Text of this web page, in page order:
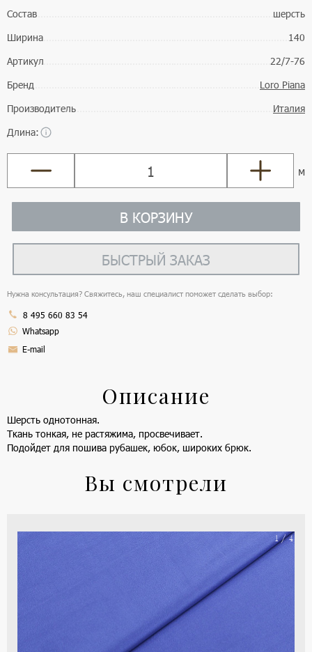
Состав
шерсть
Ширина
140
Артикул
22/7-76
Бренд
Loro Piana
Производитель
Италия
Длина:
м
В КОРЗИНУ
БЫСТРЫЙ ЗАКАЗ
Нужна консультация? Свяжитесь, наш специалист поможет сделать выбор:
8 495 660 83 54
Whatsapp
E-mail
Описание
Шерсть однотонная.
Ткань тонкая, не растяжима, просвечивает.
Подойдет для пошива рубашек, юбок, широких брюк.
Вы смотрели
1 / 4